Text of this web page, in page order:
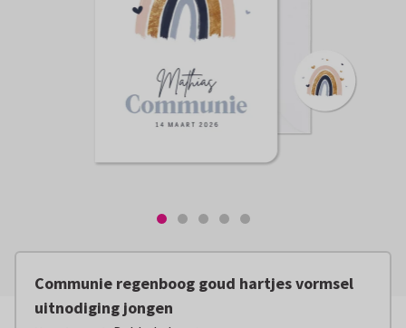
Communie regenboog goud hartjes vormsel
uitnodiging jongen